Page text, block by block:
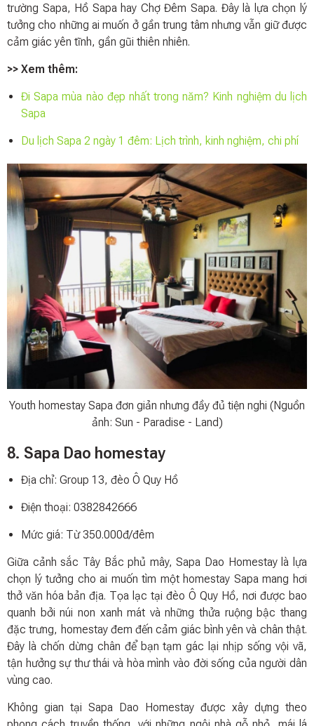
trường Sapa, Hồ Sapa hay Chợ Đêm Sapa. Đây là lựa chọn lý
tưởng cho những ai muốn ở gần trung tâm nhưng vẫn giữ được
cảm giác yên tĩnh, gần gũi thiên nhiên.
>> Xem thêm:
Đi Sapa mùa nào đẹp nhất trong năm? Kinh nghiệm du lịch
Sapa
Du lịch Sapa 2 ngày 1 đêm: Lịch trình, kinh nghiệm, chi phí
Youth homestay Sapa đơn giản nhưng đầy đủ tiện nghi (Nguồn
ảnh: Sun - Paradise - Land)
8. Sapa Dao homestay
Địa chỉ: Group 13, đèo Ô Quy Hồ
Điện thoại: 0382842666
Mức giá: Từ 350.000đ/đêm
Giữa cảnh sắc Tây Bắc phủ mây, Sapa Dao Homestay là lựa
chọn lý tưởng cho ai muốn tìm một homestay Sapa mang hơi
thở văn hóa bản địa. Tọa lạc tại đèo Ô Quy Hồ, nơi được bao
quanh bởi núi non xanh mát và những thửa ruộng bậc thang
đặc trưng, homestay đem đến cảm giác bình yên và chân thật.
Đây là chốn dừng chân để bạn tạm gác lại nhịp sống vội vã,
tận hưởng sự thư thái và hòa mình vào đời sống của người dân
vùng cao.
Không gian tại Sapa Dao Homestay được xây dựng theo